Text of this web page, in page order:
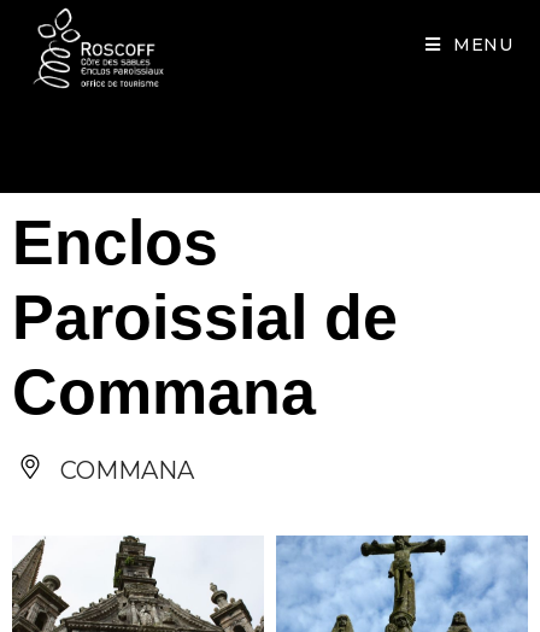
MENU
Enclos
Paroissial de
Commana
COMMANA
Cookies management panel